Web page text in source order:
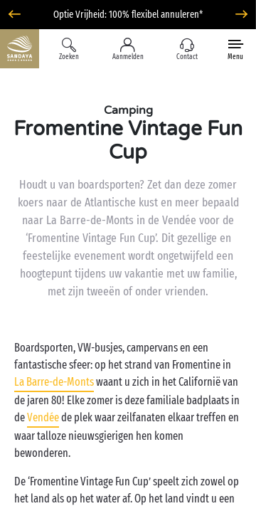
Optie Vrijheid: 100% flexibel annuleren*
Zoeken Aanmelden Contact Menu
Camping
Fromentine Vintage Fun
Cup
Houdt u van boardsporten? Zet dan deze zomer
koers naar de Atlantische kust en meer bepaald
naar La Barre-de-Monts in de Vendée voor de
‘Fromentine Vintage Fun Cup’. Dit gezellige en
feestelijke evenement wordt ongetwijfeld een
hoogtepunt tijdens uw vakantie met uw familie,
met zijn tweeën of onder vrienden.
Boardsporten, VW-busjes, campervans en een
fantastische sfeer: op het strand van Fromentine in
La Barre-de-Montswaant u zich in het Californië van
de jaren 80! Elke zomer is deze familiale badplaats in
deVendéede plek waar zeilfanaten elkaar treffen en
waar talloze nieuwsgierigen hen komen
bewonderen.
De ‘Fromentine Vintage Fun Cup’ speelt zich zowel op
het land als op het water af. Op het land vindt u een